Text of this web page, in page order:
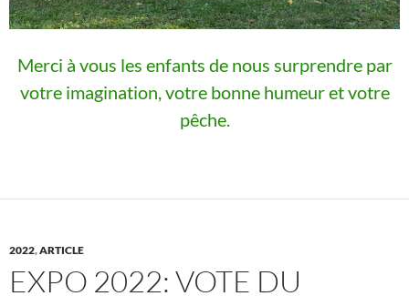
Merci à vous les enfants de nous surprendre par
votre imagination, votre bonne humeur et votre
pêche.
2022,ARTICLE
EXPO 2022: VOTE DU